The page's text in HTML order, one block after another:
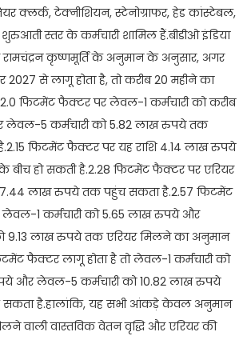
क्लर्क, टेक्नीशियन, स्टेनोग्राफर, हेड कांस्टेबल,
स्तर के कर्मचारी शामिल हैं.बीडीओ इंडिया
रामचंद्रन कृष्णमूर्ति के अनुमान के अनुसार, अगर
2027 से लागू होता है, तो करीब 20 महीने का
फिटमेंट फैक्टर पर लेवल-1 कर्मचारी को करीब
5 कर्मचारी को 5.82 लाख रुपये तक
फिटमेंट फैक्टर पर यह राशि 4.14 लाख रुपये
हो सकती है.2.28 फिटमेंट फैक्टर पर एरियर
लाख रुपये तक पहुंच सकता है.2.57 फिटमेंट
1 कर्मचारी को 5.65 लाख रुपये और
9.13 लाख रुपये तक एरियर मिलने का अनुमान
फैक्टर लागू होता है तो लेवल-1 कर्मचारी को
और लेवल-5 कर्मचारी को 10.82 लाख रुपये
सकता है.हालांकि, यह सभी आंकड़े केवल अनुमान
वाली वास्तविक वेतन वृद्धि और एरियर की